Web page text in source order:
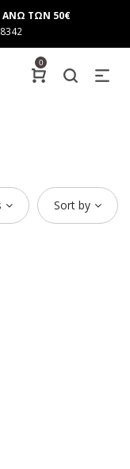
ΑΝΩ ΤΩΝ 50€
0
Sort by